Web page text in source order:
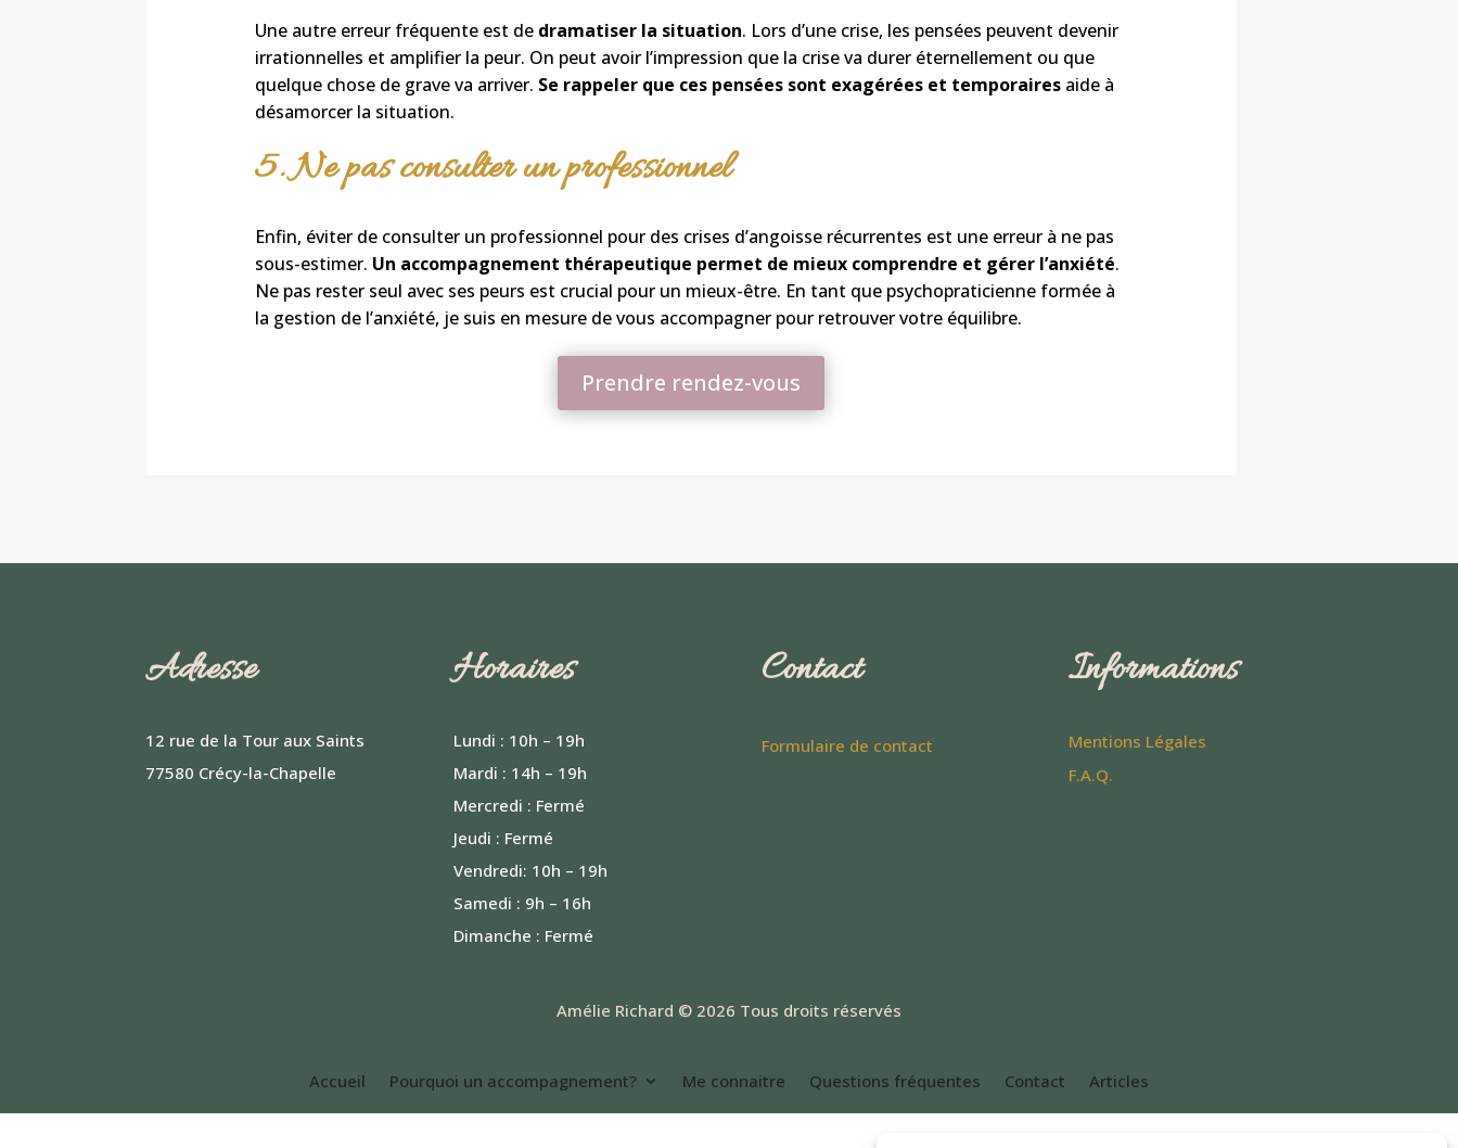
Une autre erreur fréquente est de dramatiser la situation. Lors d’une crise, les pensées peuvent devenir
irrationnelles et amplifier la peur. On peut avoir l’impression que la crise va durer éternellement ou que
quelque chose de grave va arriver. Se rappeler que ces pensées sont exagérées et temporairesaide à
désamorcer la situation.
5. Ne pas consulter un professionnel
Enfin, éviter de consulterun professionnel pour des crises d’angoisse récurrentes est une erreur à ne pas
sous-estimer. Un accompagnement thérapeutique permet de mieux comprendre et gérer l’anxiété.
Ne pas rester seul avec ses peurs est crucial pour un mieux-être. En tant que psychopraticienne formée à
la gestion de l’anxiété, je suis en mesure de vous accompagner pour retrouver votre équilibre.
Prendre rendez-vous
Adresse
12 rue de la Tour aux Saints
77580 Crécy-la-Chapelle
Horaires
Lundi : 10h – 19h
Mardi : 14h – 19h
Mercredi : Fermé
Jeudi : Fermé
Vendredi: 10h – 19h
Samedi : 9h – 16h
Dimanche : Fermé
Contact
Formulaire de contact
Informations
Mentions Légales
F.A.Q.
Amélie Richard © 2026 Tous droits réservés
Accueil Pourquoi un accompagnement? Me connaitre Questions fréquentes Contact Articles